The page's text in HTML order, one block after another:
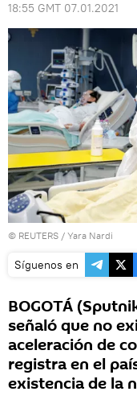
18:55 GMT 07.01.2021
© REUTERS / Yara Nardi
Síguenos en
BOGOTÁ
señaló que no
aceleración de
registra en el
existencia de la